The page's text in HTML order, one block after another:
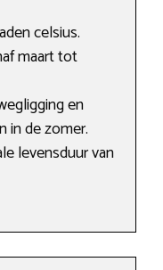
celsius.
maart tot
en
in de zomer.
levensduur van